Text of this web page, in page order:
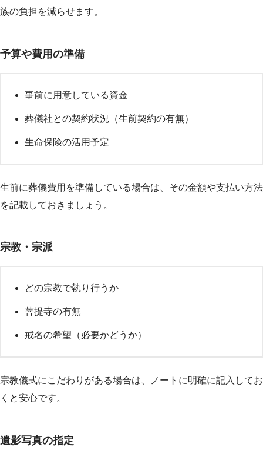
族の負担を減らせます。
予算や費用の準備
事前に用意している資金
葬儀社との契約状況（生前契約の有無）
生命保険の活用予定
生前に葬儀費用を準備している場合は、その金額や支払い方法
を記載しておきましょう。
宗教・宗派
どの宗教で執り行うか
菩提寺の有無
戒名の希望（必要かどうか）
宗教儀式にこだわりがある場合は、ノートに明確に記入してお
くと安心です。
遺影写真の指定